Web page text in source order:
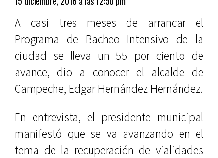
A casi tres meses de arrancar el
Programa de Bacheo Intensivo de la
ciudad se lleva un 55 por ciento de
avance, dio a conocer el alcalde de
Campeche, Edgar Hernández Hernández.
En entrevista, el presidente municipal
manifestó que se va avanzando en el
tema de la recuperación de vialidades